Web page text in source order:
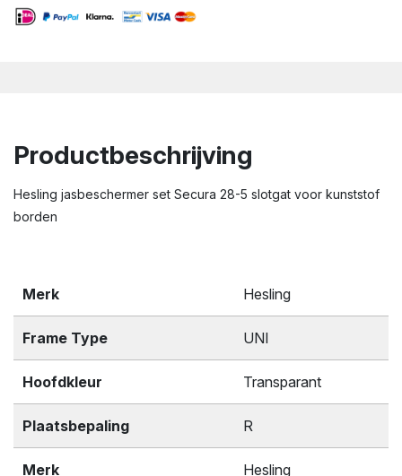
Productbeschrijving
Hesling jasbeschermer set Secura 28-5 slotgat voor kunststof
borden
Merk Hesling
Frame Type UNI
Hoofdkleur Transparant
Plaatsbepaling R
Merk Hesling